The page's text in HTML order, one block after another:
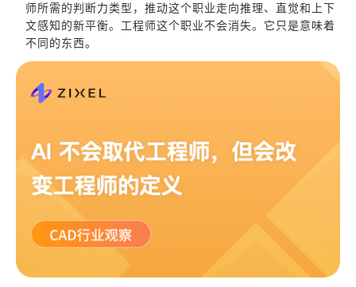
师所需的判断力类型，推动这个职业走向推理、直觉和上下
文感知的新平衡。工程师这个职业不会消失。它只是意味着
不同的东西。